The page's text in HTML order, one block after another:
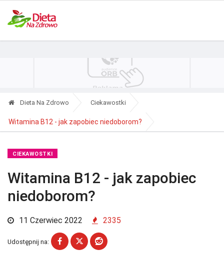
Dieta Na Zdrowo Ciekawostki
Witamina B12 - jak zapobiec niedoborom?
CIEKAWOSTKI
Witamina B12 - jak zapobiec
niedoborom?
11 Czerwiec 2022 2335
Udostępnij na: